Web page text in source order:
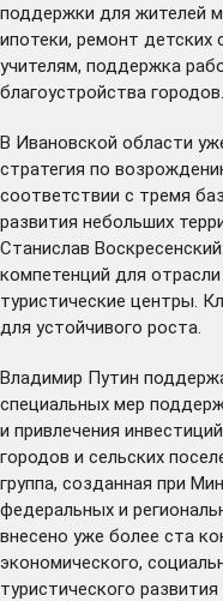
поддержки для жителей
ипотеки, ремонт
учителям, поддержка
благоустройства городов.
В Ивановской области
стратегия по
соответствии с тремя
развития небольших
Станислав
компетенций для
туристические центры.
для устойчивого роста.
Владимир Путин
специальных мер
и привлечения
городов и сельских
группа, созданная при
федеральных и
внесено уже более ста
экономического,
туристического